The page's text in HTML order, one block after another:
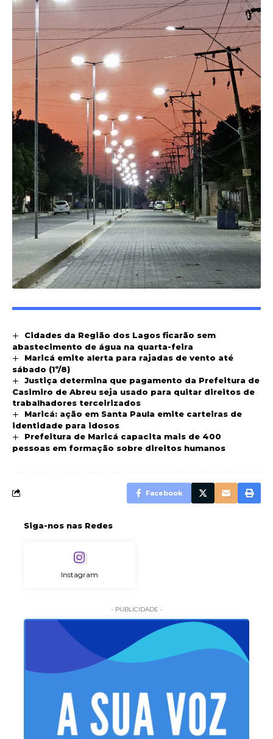
Cidades da Região dos Lagos ficarão sem
abastecimento de água na quarta-feira
Maricá emite alerta para rajadas de vento até
sábado (1º/8)
Justiça determina que pagamento da Prefeitura de
Casimiro de Abreu seja usado para quitar direitos de
trabalhadores terceirizados
Maricá: ação em Santa Paula emite carteiras de
identidade para idosos
Prefeitura de Maricá capacita mais de 400
pessoas em formação sobre direitos humanos
Facebook
Siga-nos nas Redes
Instagram
- PUBLICIDADE -